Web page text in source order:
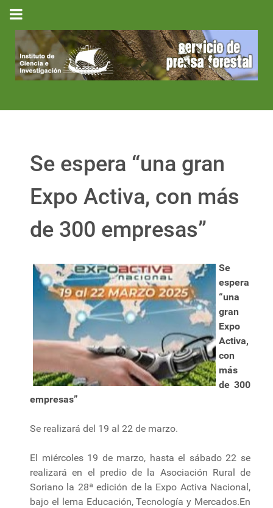
Se espera “una gran
Expo Activa, con más
de 300 empresas”
Se
espera
“una
gran
Expo
Activa,
con
más
de 300
empresas”
Se realizará del 19 al 22 de marzo.
El miércoles 19 de marzo, hasta el sábado 22 se
realizará en el predio de la Asociación Rural de
Soriano la 28ª edición de la Expo Activa Nacional,
bajo el lema Educación, Tecnología y Mercados.En